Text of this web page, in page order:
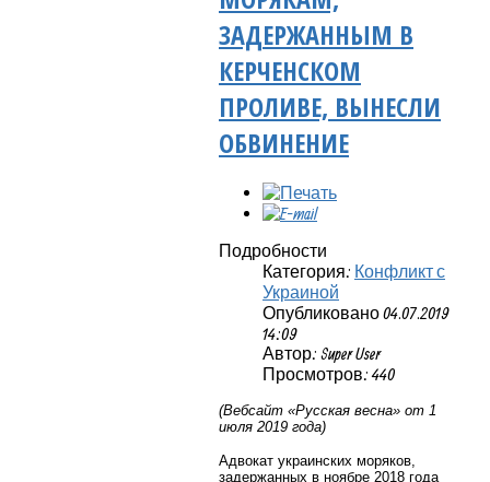
ЗАДЕРЖАННЫМ В
КЕРЧЕНСКОМ
ПРОЛИВЕ, ВЫНЕСЛИ
ОБВИНЕНИЕ
Подробности
Категория: Конфликт с
Украиной
Опубликовано 04.07.2019
14:09
Автор: Super User
Просмотров: 440
(Вебсайт «Русская весна» от 1
июля 2019 года)
Адвокат украинских моряков,
задержанных в ноябре 2018 года